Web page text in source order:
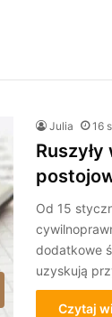
Julia 16
Od 15
dodatkowe
uzyskują
Czytaj